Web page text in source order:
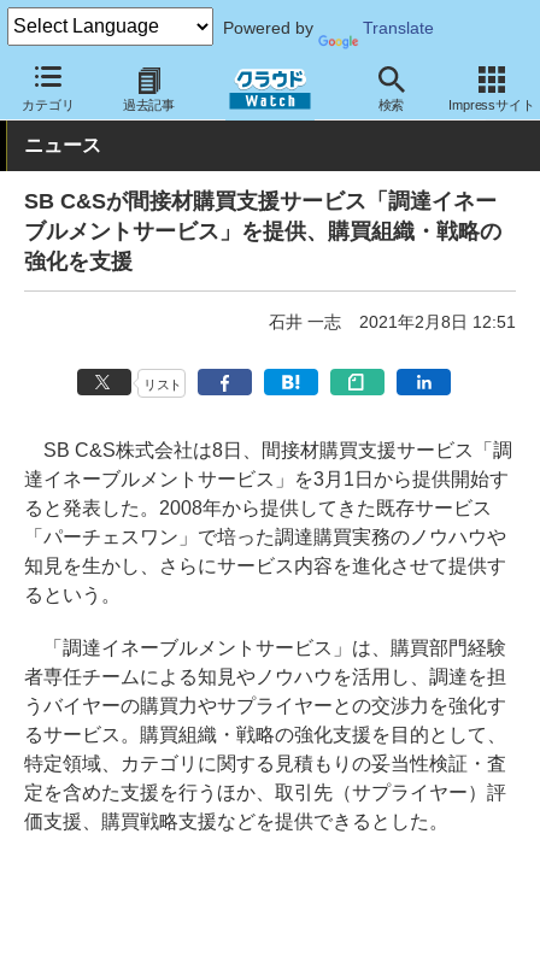
Powered by Translate
カテゴリ 過去記事 検索 Impressサイト
クラウド Watch サービス・ソフト サービス 業務関連
ニュース
SB C&Sが間接材購買支援サービス「調達イネー
ブルメントサービス」を提供、購買組織・戦略の
強化を支援
石井 一志 2021年2月8日 12:51
リスト
SB C&S株式会社は8日、間接材購買支援サービス「調
達イネーブルメントサービス」を3月1日から提供開始す
ると発表した。2008年から提供してきた既存サービス
「パーチェスワン」で培った調達購買実務のノウハウや
知見を生かし、さらにサービス内容を進化させて提供す
るという。
「調達イネーブルメントサービス」は、購買部門経験
者専任チームによる知見やノウハウを活用し、調達を担
うバイヤーの購買力やサプライヤーとの交渉力を強化す
るサービス。購買組織・戦略の強化支援を目的として、
特定領域、カテゴリに関する見積もりの妥当性検証・査
定を含めた支援を行うほか、取引先（サプライヤー）評
価支援、購買戦略支援などを提供できるとした。